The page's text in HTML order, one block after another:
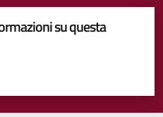
su questa
su 5
5